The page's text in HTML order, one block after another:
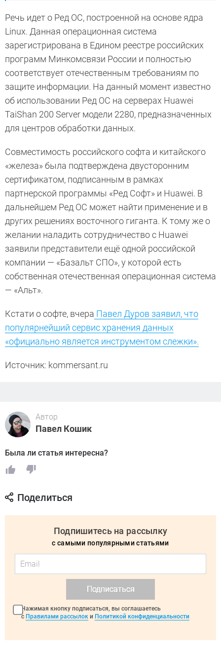
Речь идет о Ред ОС, построенной на основе ядра
Linux. Данная операционная система
зарегистрирована в Едином реестре российских
программ Минкомсвязи России и полностью
соответствует отечественным требованиям по
защите информации. На данный момент известно
об использовании Ред ОС на серверах Huawei
TaiShan 200 Server модели 2280, предназначенных
для центров обработки данных.
Совместимость российского софта и китайского
«железа» была подтверждена двусторонним
сертификатом, подписанным в рамках
партнерской программы «Ред Софт» и Huawei. В
дальнейшем Ред ОС может найти применение и в
других решениях восточного гиганта. К тому же о
желании наладить сотрудничество с Huawei
заявили представители ещё одной российской
компании — «Базальт СПО», у которой есть
собственная отечественная операционная система
— «Альт».
Кстати о софте, вчера Павел Дуров заявил, что
популярнейший сервис хранения данных
«официально является инструментом слежки».
Источник: kommersant.ru
Автор
Павел Кошик
Была ли статья интересна?
Поделиться
Подпишитесь на рассылку
с самыми популярными статьями
Подписаться
Нажимая кнопку подписаться, вы соглашаетесь
с Правилами рассылок и Политикой конфиденциальности